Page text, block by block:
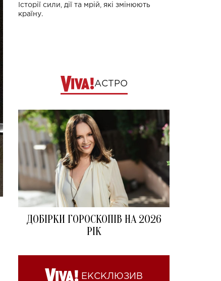
Історії сили, дії та мрій, які змінюють
країну.
АСТРО
ДОБІРКИ ГОРОСКОПІВ НА 2026
РІК
ЕКСКЛЮЗИВ